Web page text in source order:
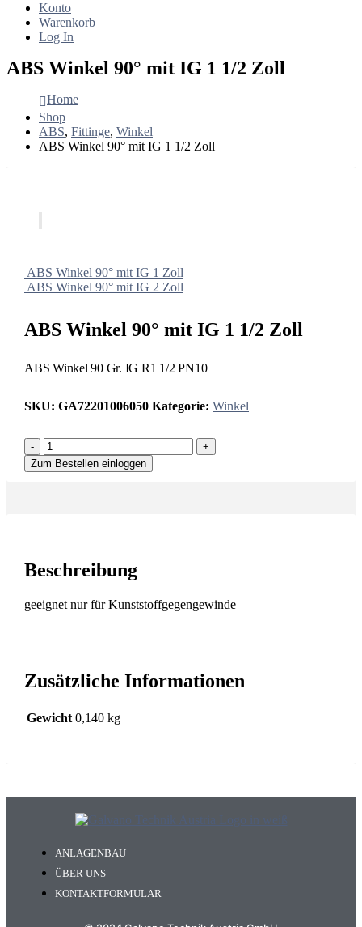
Konto
Warenkorb
Log In
ABS Winkel 90° mit IG 1 1/2 Zoll
Home
Shop
ABS, Fittinge, Winkel
ABS Winkel 90° mit IG 1 1/2 Zoll
ABS Winkel 90° mit IG 1 Zoll
ABS Winkel 90° mit IG 2 Zoll
ABS Winkel 90° mit IG 1 1/2 Zoll
ABS Winkel 90 Gr. IG R1 1/2 PN10
SKU: GA72201006050 Kategorie: Winkel
-
+
Zum Bestellen einloggen
Beschreibung
geeignet nur für Kunststoffgegengewinde
Zusätzliche Informationen
Gewicht 0,140 kg
ANLAGENBAU
ÜBER UNS
KONTAKTFORMULAR